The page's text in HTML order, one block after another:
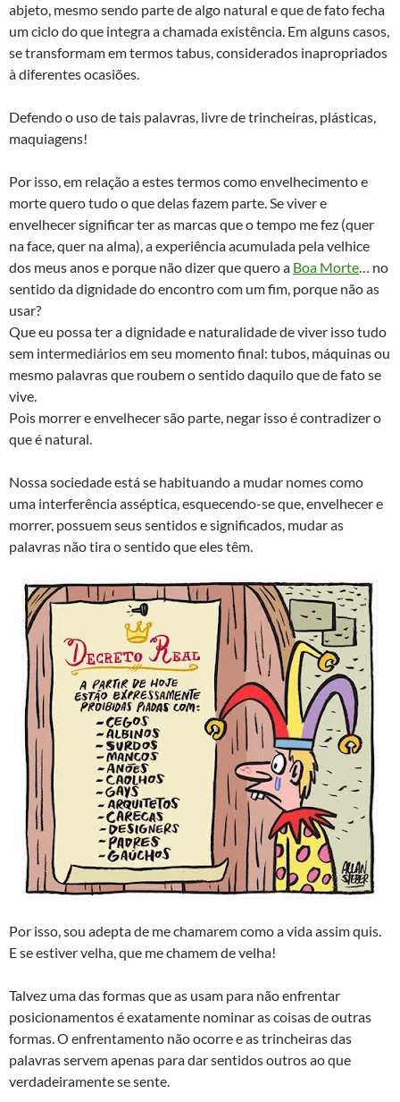
abjeto, mesmo sendo parte de algo natural e que de fato fecha
um ciclo do que integra a chamada existência. Em alguns casos,
se transformam em termos tabus, considerados inapropriados
à diferentes ocasiões.
Defendo o uso de tais palavras, livre de trincheiras, plásticas,
maquiagens!
Por isso, em relação a estes termos como envelhecimento e
morte quero tudo o que delas fazem parte. Se viver e
envelhecer significar ter as marcas que o tempo me fez (quer
na face, quer na alma), a experiência acumulada pela velhice
dos meus anos e porque não dizer que quero a Boa Morte … no
sentido da dignidade do encontro com um fim, porque não as
usar?
Que eu possa ter a dignidade e naturalidade de viver isso tudo
sem intermediários em seu momento final: tubos, máquinas ou
mesmo palavras que roubem o sentido daquilo que de fato se
vive.
Pois morrer e envelhecer são parte, negar isso é contradizer o
que é natural.
Nossa sociedade está se habituando a mudar nomes como
uma interferência asséptica, esquecendo-se que, envelhecer e
morrer, possuem seus sentidos e significados, mudar as
palavras não tira o sentido que eles têm.
Por isso, sou adepta de me chamarem como a vida assim quis.
E se estiver velha, que me chamem de velha!
Talvez uma das formas que as usam para não enfrentar
posicionamentos é exatamente nominar as coisas de outras
formas. O enfrentamento não ocorre e as trincheiras das
palavras servem apenas para dar sentidos outros ao que
verdadeiramente se sente.